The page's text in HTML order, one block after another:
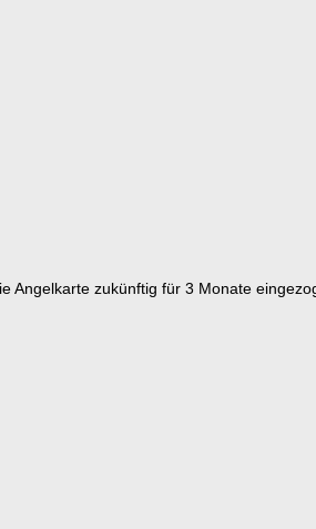
Angelkarte zukünftig für 3 Monate